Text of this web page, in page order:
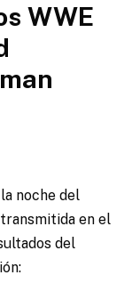
WWE
noche del
en el
del